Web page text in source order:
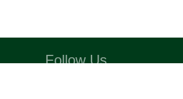
Follow Us